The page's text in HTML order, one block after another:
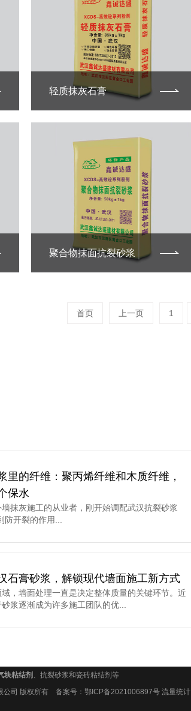
轻质抹灰石膏
聚合物抹面抗裂砂浆
首页 上一页 1
里的纤维：聚丙烯纤维和木质纤维，
保水
抹灰施工的从业者，刚开始调配武汉抗裂砂浆
开裂的作用...
石膏砂浆，解锁现代墙面施工新方式
，墙面处理一直是决定整体质量的关键环节。近
浆逐渐成为许多施工团队的优...
块粘结剂 、抗裂砂浆和瓷砖粘结剂等
公司 版权所有 备案号： 鄂ICP备2021006897号 流量统计